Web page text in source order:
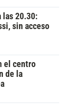
las 20.30:
sin acceso
el centro
de la